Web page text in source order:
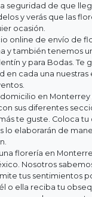
seguridad de que
y verás que las
ocasión.
online de envío de
y también tenemos
y para Bodas. Te
en cada una nuestras
en Monterrey
sus diferentes
te guste. Coloca
lo elaborarán de
florería en
Nosotros
tus sentimientos
o ella reciba tu